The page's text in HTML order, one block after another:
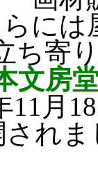
らに
ち寄
文房
11月
れ